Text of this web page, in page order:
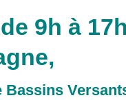
9h à